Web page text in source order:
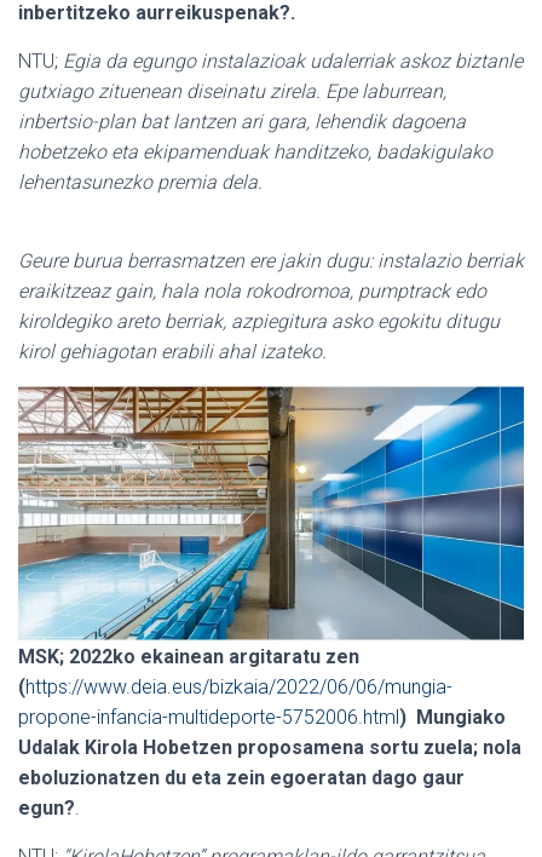
inbertitzeko aurreikuspenak?.
NTU; Egia da egungo instalazioak udalerriak askoz biztanle
gutxiago zituenean diseinatu zirela. Epe laburrean,
inbertsio-plan bat lantzen ari gara, lehendik dagoena
hobetzeko eta ekipamenduak handitzeko, badakigulako
lehentasunezko premia dela.
Geure burua berrasmatzen ere jakin dugu: instalazio berriak
eraikitzeaz gain, hala nola rokodromoa, pumptrack edo
kiroldegiko areto berriak, azpiegitura asko egokitu ditugu
kirol gehiagotan erabili ahal izateko.
MSK; 2022ko ekainean argitaratu zen
(https://www.deia.eus/bizkaia/2022/06/06/mungia-
propone-infancia-multideporte-5752006.html) Mungiako
Udalak Kirola Hobetzen proposamena sortu zuela; nola
eboluzionatzen du eta zein egoeratan dago gaur
egun?.